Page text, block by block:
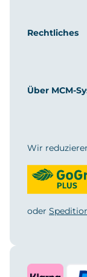
Rechtliches
Über MCM-
Wir
oder